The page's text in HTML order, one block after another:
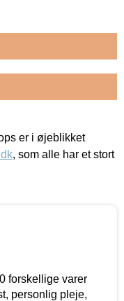
er i øjeblikket
, som alle har et stort
forskellige varer
personlig pleje,